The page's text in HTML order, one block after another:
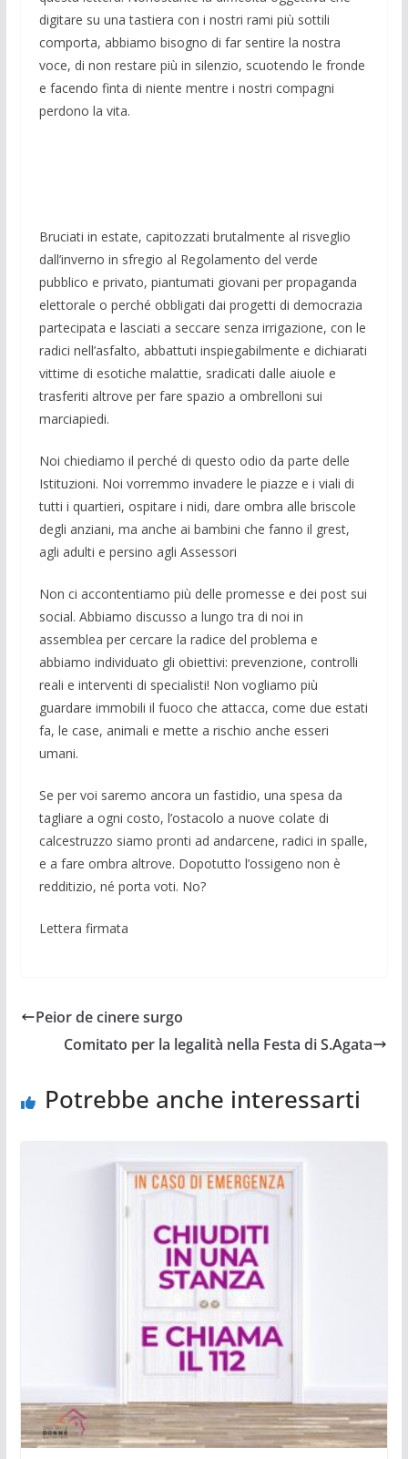
digitare su una tastiera con i nostri rami più sottili
comporta, abbiamo bisogno di far sentire la nostra
voce, di non restare più in silenzio, scuotendo le fronde
e facendo finta di niente mentre i nostri compagni
perdono la vita.
Bruciati in estate, capitozzati brutalmente al risveglio
dall’inverno in sfregio al Regolamento del verde
pubblico e privato, piantumati giovani per propaganda
elettorale o perché obbligati dai progetti di democrazia
partecipata e lasciati a seccare senza irrigazione, con le
radici nell’asfalto, abbattuti inspiegabilmente e dichiarati
vittime di esotiche malattie, sradicati dalle aiuole e
trasferiti altrove per fare spazio a ombrelloni sui
marciapiedi.
Noi chiediamo il perché di questo odio da parte delle
Istituzioni. Noi vorremmo invadere le piazze e i viali di
tutti i quartieri, ospitare i nidi, dare ombra alle briscole
degli anziani, ma anche ai bambini che fanno il grest,
agli adulti e persino agli Assessori
Non ci accontentiamo più delle promesse e dei post sui
social. Abbiamo discusso a lungo tra di noi in
assemblea per cercare la radice del problema e
abbiamo individuato gli obiettivi: prevenzione, controlli
reali e interventi di specialisti! Non vogliamo più
guardare immobili il fuoco che attacca, come due estati
fa, le case, animali e mette a rischio anche esseri
umani.
Se per voi saremo ancora un fastidio, una spesa da
tagliare a ogni costo, l’ostacolo a nuove colate di
calcestruzzo siamo pronti ad andarcene, radici in spalle,
e a fare ombra altrove. Dopotutto l’ossigeno non è
redditizio, né porta voti. No?
Lettera firmata
Peior de cinere surgo
Comitato per la legalità nella Festa di S.Agata
Potrebbe anche interessarti